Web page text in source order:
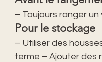
– Toujours ranger
Pour le stockage
– Utiliser des
terme – Ajouter des